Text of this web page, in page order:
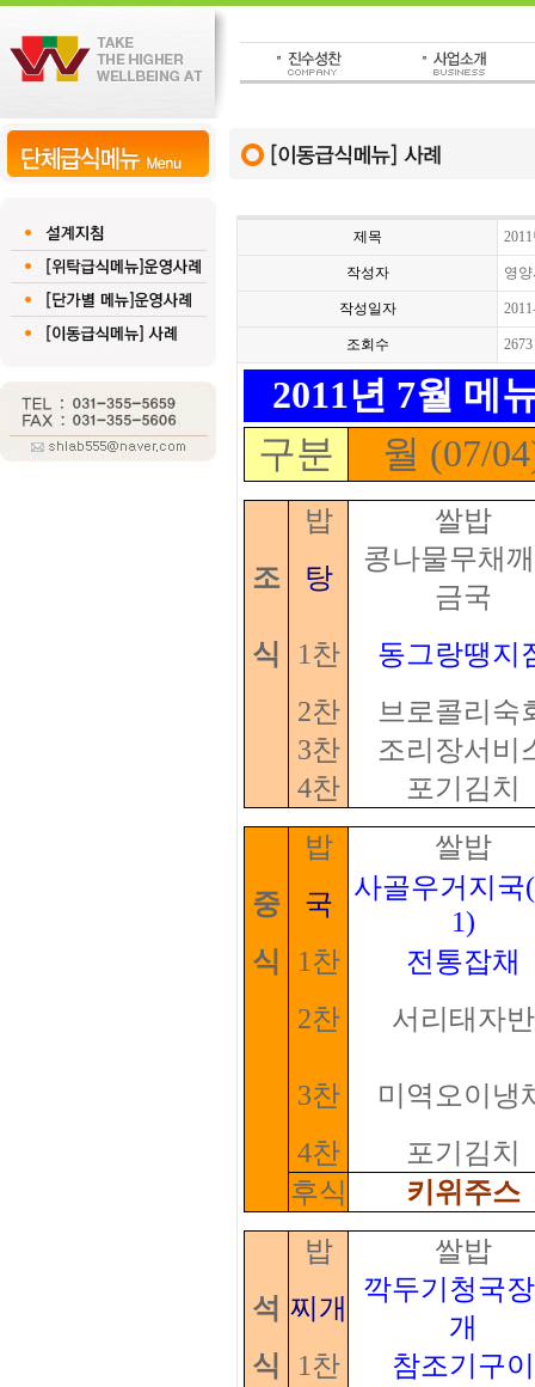
제목
작성자 영
작성일자
조회수 2673
2011년 7월 메
구분
월 (07/
밥
쌀밥
조
탕
콩나물무채
금국
식
1찬
동그랑땡지
2찬
브로콜리숙
3찬
조리장서비
4찬
포기김치
밥
쌀밥
중
국
사골우거지국
1)
식
1찬
전통잡채
2찬
서리태자반
3찬
미역오이냉
4찬
포기김치
후식
키위주스
밥
쌀밥
석 찌개
깍두기청국
개
식
1찬
참조기구이